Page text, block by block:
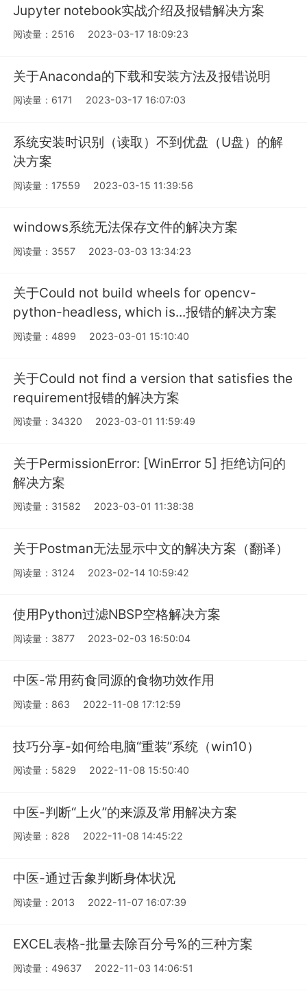
Jupyter notebook实战介绍及报错解决方案
阅读量：2516 2023-03-17 18:09:23
关于Anaconda的下载和安装方法及报错说明
阅读量：6171 2023-03-17 16:07:03
系统安装时识别（读取）不到优盘（U盘）的解
决方案
阅读量：17559 2023-03-15 11:39:56
windows系统无法保存文件的解决方案
阅读量：3557 2023-03-03 13:34:23
关于Could not build wheels for opencv-
python-headless, which is...报错的解决方案
阅读量：4899 2023-03-01 15:10:40
关于Could not find a version that satisfies the
requirement报错的解决方案
阅读量：34320 2023-03-01 11:59:49
关于PermissionError: [WinError 5] 拒绝访问的
解决方案
阅读量：31582 2023-03-01 11:38:38
关于Postman无法显示中文的解决方案（翻译）
阅读量：3124 2023-02-14 10:59:42
使用Python过滤NBSP空格解决方案
阅读量：3877 2023-02-03 16:50:04
中医-常用药食同源的食物功效作用
阅读量：863 2022-11-08 17:12:59
技巧分享-如何给电脑“重装”系统（win10）
阅读量：5829 2022-11-08 15:50:40
中医-判断“上火”的来源及常用解决方案
阅读量：828 2022-11-08 14:45:22
中医-通过舌象判断身体状况
阅读量：2013 2022-11-07 16:07:39
EXCEL表格-批量去除百分号%的三种方案
阅读量：49637 2022-11-03 14:06:51